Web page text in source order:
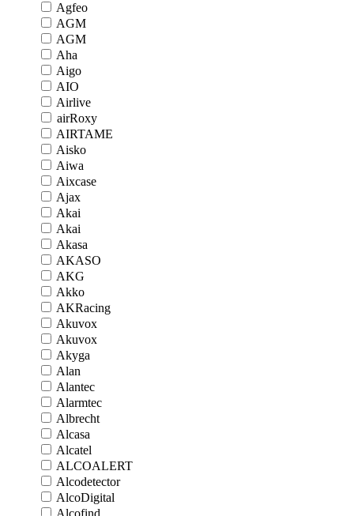
Agfeo
AGM
AGM
Aha
Aigo
AIO
Airlive
airRoxy
AIRTAME
Aisko
Aiwa
Aixcase
Ajax
Akai
Akai
Akasa
AKASO
AKG
Akko
AKRacing
Akuvox
Akuvox
Akyga
Alan
Alantec
Alarmtec
Albrecht
Alcasa
Alcatel
ALCOALERT
Alcodetector
AlcoDigital
Alcofind